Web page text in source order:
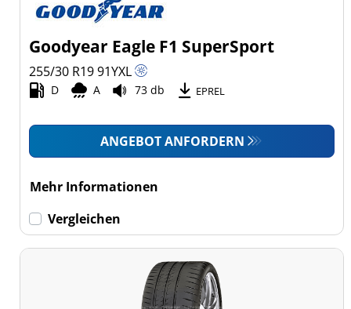
Goodyear Eagle F1 SuperSport
255/30 R1991YXL
D A 73 db EPREL
ANGEBOT ANFORDERN
Mehr Informationen
Vergleichen